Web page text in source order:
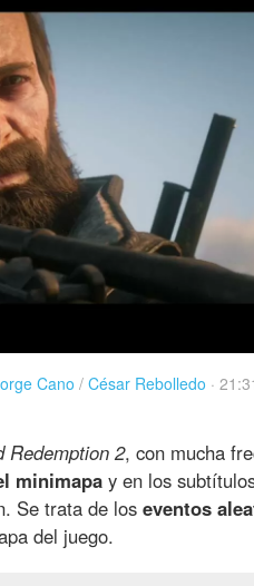
Cano / César Rebolledo ·
Redemption 2, con mucha
minimapa y en los
Se trata de los eventos
del juego.